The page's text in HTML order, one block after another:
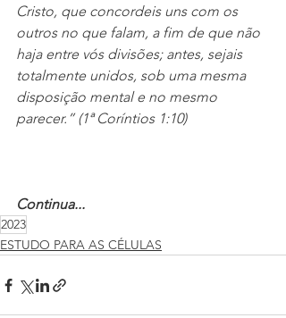
Cristo, que concordeis uns com os
outros no que falam, a fim de que não
haja entre vós divisões; antes, sejais
totalmente unidos, sob uma mesma
disposição mental e no mesmo
parecer.” (1ª Coríntios 1:10)
Continua...
2023
ESTUDO PARA AS CÉLULAS